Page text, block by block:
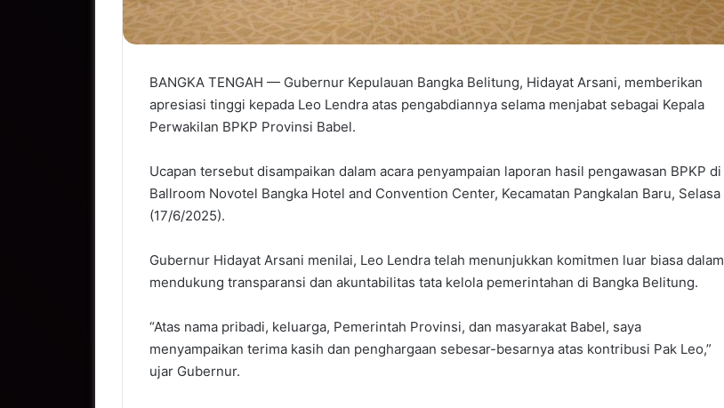
BANGKA TENGAH — Gubernur Kepulauan Bangka Belitung, Hidayat Arsani, memberikan
apresiasi tinggi kepada Leo Lendra atas pengabdiannya selama menjabat sebagai Kepala
Perwakilan BPKP Provinsi Babel.
Ucapan tersebut disampaikan dalam acara penyampaian laporan hasil pengawasan BPKP di
Ballroom Novotel Bangka Hotel and Convention Center, Kecamatan Pangkalan Baru, Selasa
(17/6/2025).
Gubernur Hidayat Arsani menilai, Leo Lendra telah menunjukkan komitmen luar biasa dalam
mendukung transparansi dan akuntabilitas tata kelola pemerintahan di Bangka Belitung.
“Atas nama pribadi, keluarga, Pemerintah Provinsi, dan masyarakat Babel, saya
menyampaikan terima kasih dan penghargaan sebesar-besarnya atas kontribusi Pak Leo,”
ujar Gubernur.